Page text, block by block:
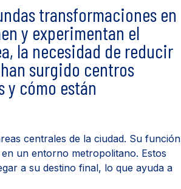
transformaciones en
y experimentan el
la necesidad de reducir
surgido centros
y cómo están
centrales de la ciudad. Su función
un entorno metropolitano. Estos
a su destino final, lo que ayuda a